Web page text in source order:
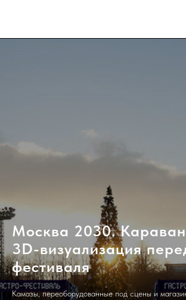
Москва 2030. Караван
3D-визуализация
фестиваля
Камазы, переоборудованные под сцены и